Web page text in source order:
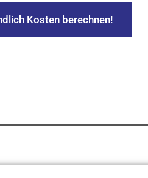
Kosten berechnen!